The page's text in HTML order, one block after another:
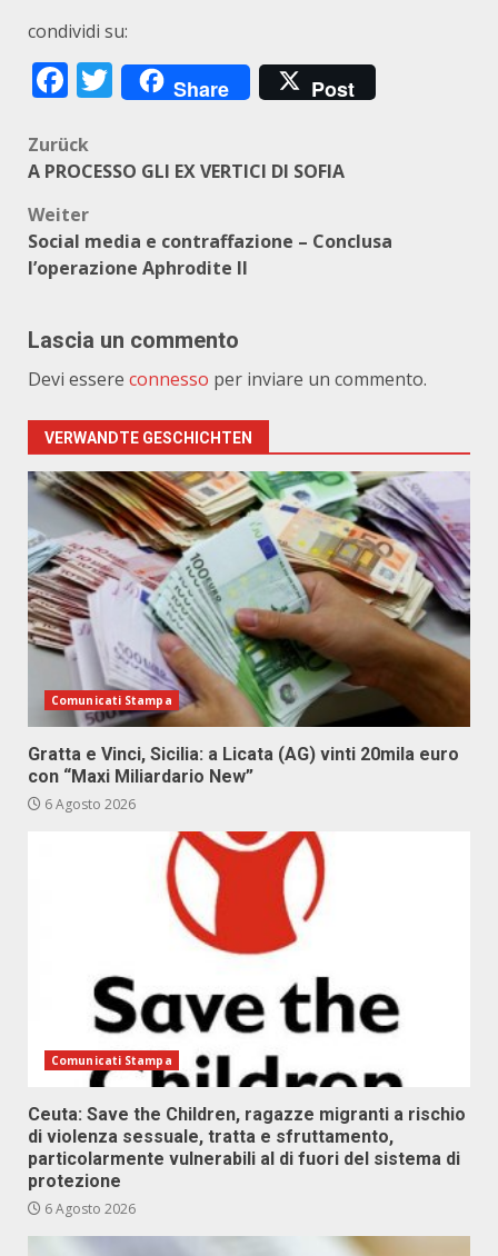
condividi su:
Facebook
Twitter
Share Post
Beitragsnavigation
Zurück
A PROCESSO GLI EX VERTICI DI SOFIA
Weiter
Social media e contraffazione – Conclusa
l’operazione Aphrodite II
Lascia un commento
Devi essere connesso per inviare un commento.
VERWANDTE GESCHICHTEN
Comunicati Stampa
Gratta e Vinci, Sicilia: a Licata (AG) vinti 20mila euro
con “Maxi Miliardario New”
6 Agosto 2026
Comunicati Stampa
Ceuta: Save the Children, ragazze migranti a rischio
di violenza sessuale, tratta e sfruttamento,
particolarmente vulnerabili al di fuori del sistema di
protezione
6 Agosto 2026